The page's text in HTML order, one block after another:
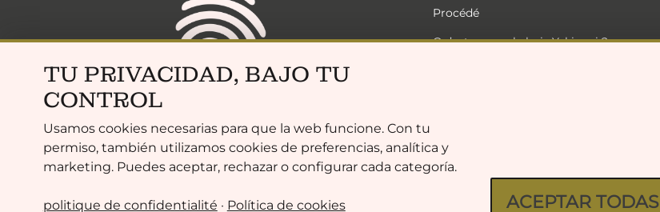
+34 613 099 044
Procédé
Qu’est-ce que le bois Yakisugi ?
Gamme de finitions
TU PRIVACIDAD, BAJO TU
CONTROL
Usamos cookies necesarias para que la web funcione. Con tu
permiso, también utilizamos cookies de preferencias, analítica y
marketing. Puedes aceptar, rechazar o configurar cada categoría.
politique de confidentialité · Política de cookies ACEPTAR TODAS